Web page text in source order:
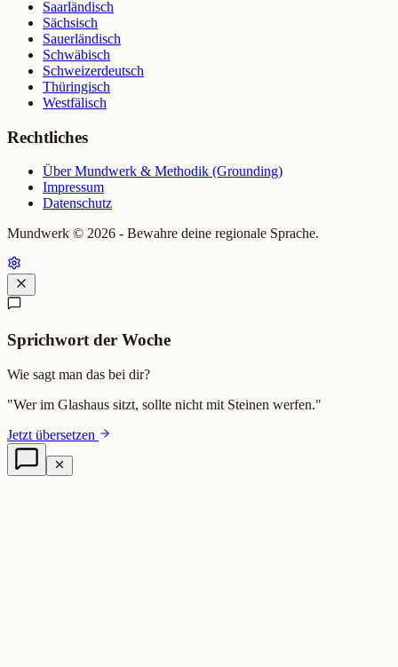
Saarländisch
Sächsisch
Sauerländisch
Schwäbisch
Schweizerdeutsch
Thüringisch
Westfälisch
Rechtliches
Über Mundwerk & Methodik (Grounding)
Impressum
Datenschutz
Mundwerk © 2026 - Bewahre deine regionale Sprache.
Sprichwort der Woche
Wie sagt man das bei dir?
"Wer im Glashaus sitzt, sollte nicht mit Steinen werfen."
Jetzt übersetzen